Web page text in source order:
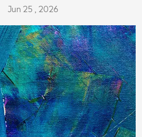
Jun 25 , 2026